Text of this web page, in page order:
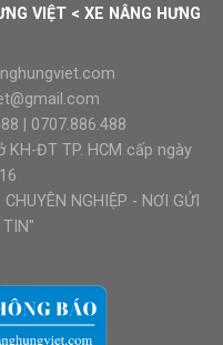
VIỆT < XE NÂNG HƯNG
0707.886.488
KH-ĐT TP. HCM cấp ngày
NGHIỆP - NƠI GỬI
TIN"